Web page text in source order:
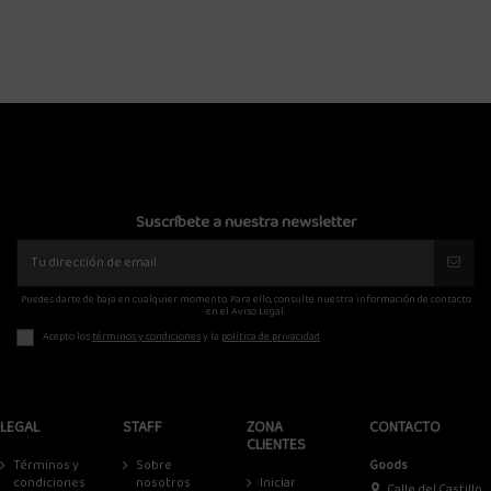
Suscríbete a nuestra newsletter
Puedes darte de baja en cualquier momento. Para ello, consulte nuestra información de contacto
en el Aviso Legal.
Acepto lostérminos y condicionesy la política de privacidad
LEGAL
Términos y
condiciones
STAFF
Sobre
nosotros
ZONA
CLIENTES
Iniciar
CONTACTO
Goods